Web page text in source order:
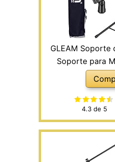
GLEAM
Soporte para
Trípode Pluma,
Transporte
4.3 de 5